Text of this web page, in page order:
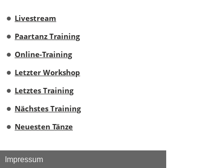
Livestream
Paartanz Training
Online-Training
Letzter Workshop
Letztes Training
Nächstes Training
Neuesten Tänze
Impressum